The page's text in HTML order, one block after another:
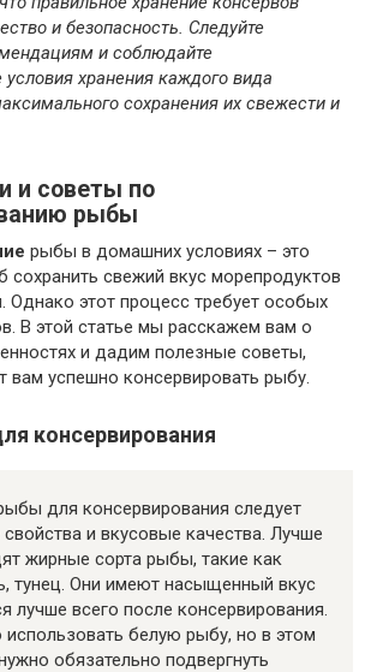
и безопасность. Следуйте
и соблюдайте
хранения каждого вида
сохранения их свежести и
и советы по
рыбы
рыбы в домашних условиях – это
сохранить свежий вкус морепродуктов
Однако этот процесс требует особых
В этой статье мы расскажем вам о
и дадим полезные советы,
вам успешно консервировать рыбу.
консервирования
для консервирования следует
свойства и вкусовые качества. Лучше
жирные сорта рыбы, такие как
тунец. Они имеют насыщенный вкус
лучше всего после консервирования.
белую рыбу, но в этом
обязательно подвергнуть